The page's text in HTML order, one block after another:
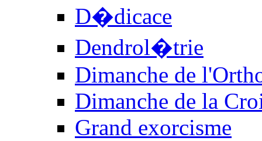
D�dicace
Dendrol�trie
Dimanche de
Dimanche de la
Grand exorcisme